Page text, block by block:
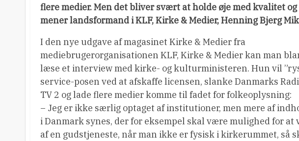
flere medier. Men det bliver svært at holde øje med kvalitet
mener landsformand i KLF, Kirke & Medier, Henning Bjerg
I den nye udgave af magasinet Kirke & Medier fra
mediebrugerorganisationen KLF, Kirke & Medier kan man
læse et interview med kirke- og kulturministeren. Hun vil
service-posen ved at afskaffe licensen, slanke Danmarks
TV 2 og lade flere medier komme til fadet for folkeoplysning:
– Jeg er ikke særlig optaget af institutioner, men mere af
i Danmark synes, der for eksempel skal være mulighed for at
af en gudstjeneste, når man ikke er fysisk i kirkerummet, så